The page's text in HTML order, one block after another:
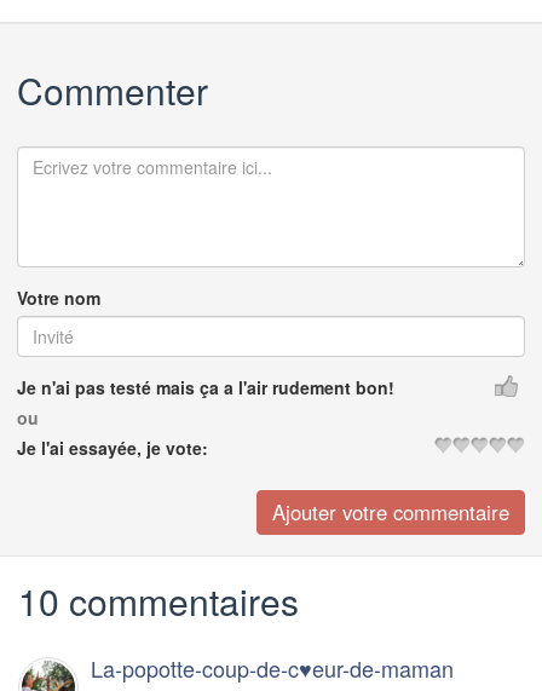
Commenter
Votre nom
Je n'ai pas testé mais ça a l'air rudement bon!
ou
Je l'ai essayée, je vote:
10 commentaires
La-popotte-coup-de-c♥eur-de-maman